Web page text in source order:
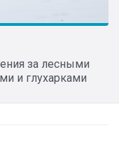
за лесными
и глухарками